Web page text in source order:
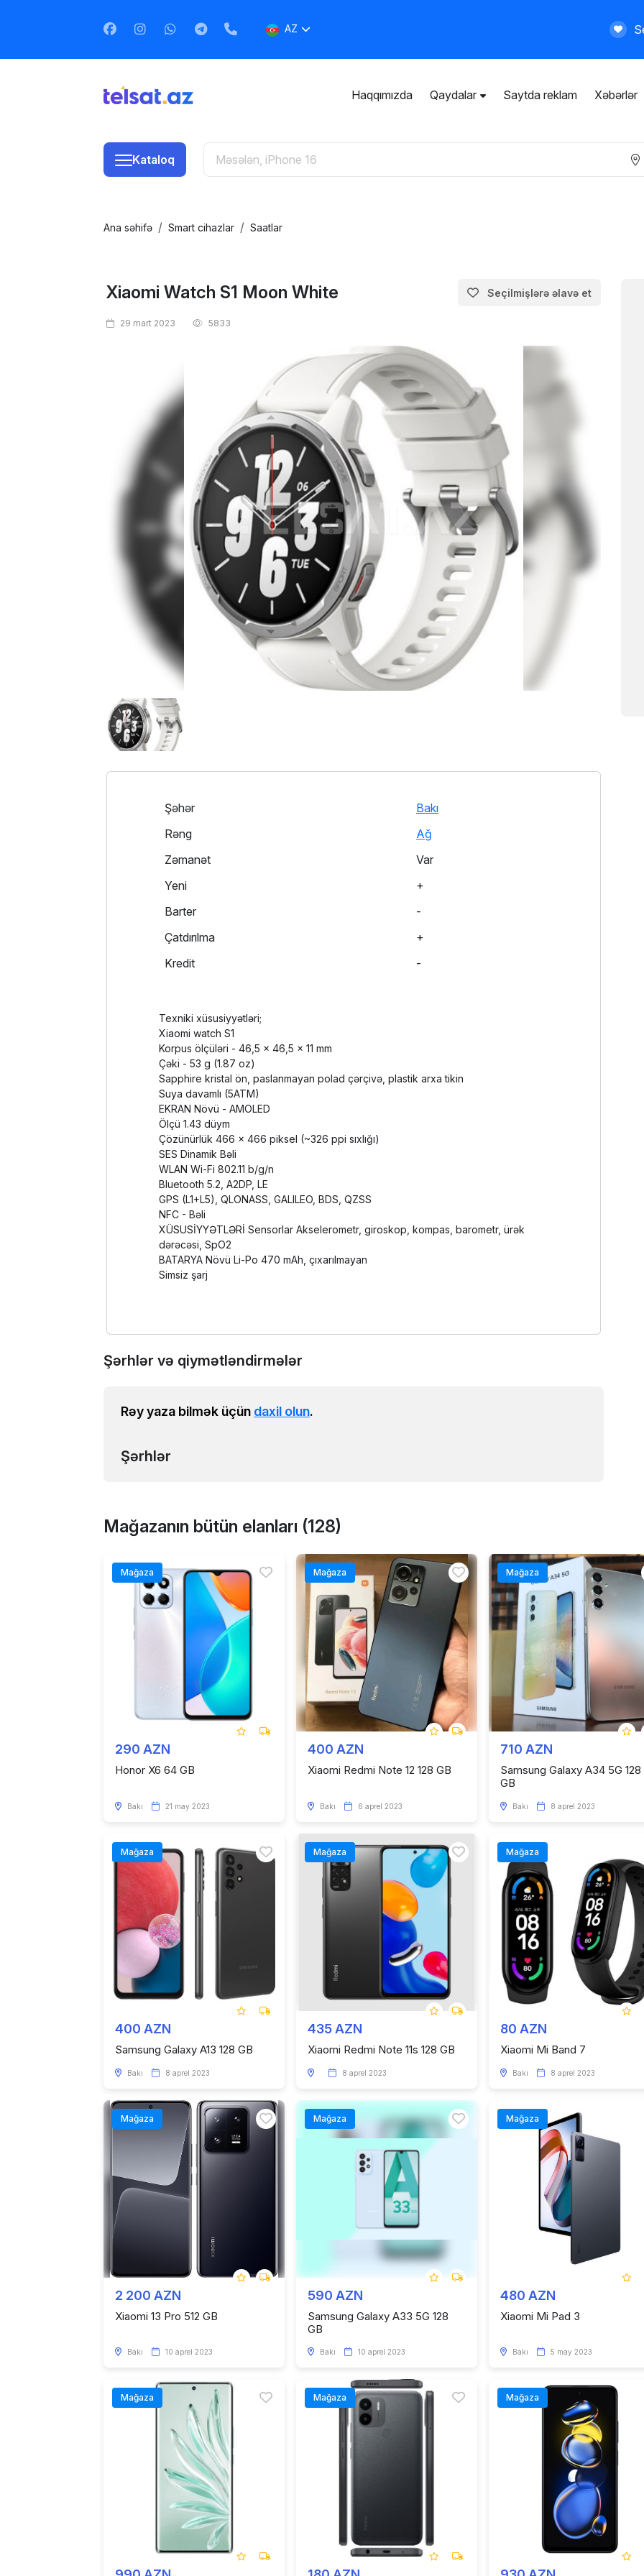
AZ
Haqqımızda Qaydalar Saytda reklam Xəbərlər
Kataloq
Ana səhifə Smart cihazlar Saatlar
Xiaomi Watch S1 Moon White Seçilmişlərə əlavə et
29 mart 2023 5833
Şəhər
Bakı
Rəng
Ağ
Zəmanət
Var
Yeni
+
Barter
-
Çatdırılma
+
Kredit
-
Texniki xüsusiyyətləri;
Xiaomi watch S1
Korpus ölçüləri - 46,5 x 46,5 x 11 mm
Çəki - 53 g (1.87 oz)
Sapphire kristal ön, paslanmayan polad çərçivə, plastik arxa tikin
Suya davamlı (5ATM)
EKRAN Növü - AMOLED
Ölçü 1.43 düym
Çözünürlük 466 x 466 piksel (~326 ppi sıxlığı)
SES Dinamik Bəli
WLAN Wi-Fi 802.11 b/g/n
Bluetooth 5.2, A2DP, LE
GPS (L1+L5), QLONASS, GALILEO, BDS, QZSS
NFC - Bəli
XÜSUSİYYƏTLƏRİ Sensorlar Akselerometr, giroskop, kompas, barometr, ürək
dərəcəsi, SpO2
BATARYA Növü Li-Po 470 mAh, çıxarılmayan
Simsiz şarj
Şərhlər və qiymətləndirmələr
Rəy yaza bilmək üçün daxil olun.
Şərhlər
Mağazanın bütün elanları (128)
Mağaza
290 AZN
Honor X6 64 GB
Bakı 21 may 2023
Mağaza
400 AZN
Xiaomi Redmi Note 12 128 GB
Bakı 6 aprel 2023
Mağaza
710 AZN
Samsung Galaxy A34 5G 128
GB
Bakı 8 aprel 2023
Mağaza
400 AZN
Samsung Galaxy A13 128 GB
Bakı 8 aprel 2023
Mağaza
435 AZN
Xiaomi Redmi Note 11s 128 GB
8 aprel 2023
Mağaza
80 AZN
Xiaomi Mi Band 7
Bakı 8 aprel 2023
Mağaza
2 200 AZN
Xiaomi 13 Pro 512 GB
Bakı 10 aprel 2023
Mağaza
590 AZN
Samsung Galaxy A33 5G 128
GB
Bakı 10 aprel 2023
Mağaza
480 AZN
Xiaomi Mi Pad 3
Bakı 5 may 2023
Mağaza Mağaza Mağaza